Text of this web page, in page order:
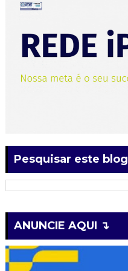
Pesquisar este blog
ANUNCIE AQUI ↴